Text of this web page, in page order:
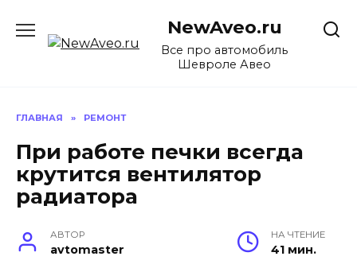
содержанию
NewAveo.ru
Все про автомобиль
Шевроле Авео
ГЛАВНАЯ » РЕМОНТ
При работе печки всегда
крутится вентилятор
радиатора
АВТОР
avtomaster
НА ЧТЕНИЕ
41 мин.